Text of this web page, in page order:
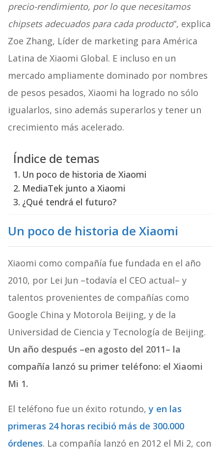
precio-rendimiento, por lo que necesitamos
chipsets adecuados para cada producto“, explica
Zoe Zhang, Líder de marketing para América
Latina de Xiaomi Global. E incluso en un
mercado ampliamente dominado por nombres
de pesos pesados, Xiaomi ha logrado no sólo
igualarlos, sino además superarlos y tener un
crecimiento más acelerado.
Índice de temas
Un poco de historia de Xiaomi
MediaTek junto a Xiaomi
¿Qué tendrá el futuro?
Un poco de historia de Xiaomi
Xiaomi como compañía fue fundada en el año
2010, por Lei Jun –todavía el CEO actual– y
talentos provenientes de compañías como
Google China y Motorola Beijing, y de la
Universidad de Ciencia y Tecnología de Beijing.
Un año después –en agosto del 2011– la
compañía lanzó su primer teléfono: el Xiaomi
Mi 1.
El teléfono fue un éxito rotundo,y en las
primeras 24 horas recibió más de 300.000
órdenes. La compañía lanzó en 2012 el Mi 2, con